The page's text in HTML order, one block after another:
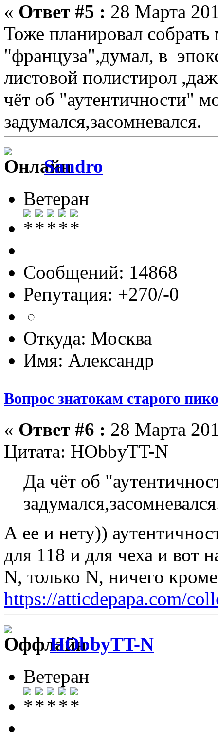
« Ответ #5 : 28 Марта
Тоже планировал
"француза",думал, в
листовой полистирол
чёт об "аутентичности"
задумался,засомневался.
Sandro
Ветеран
Сообщений: 14868
Репутация: +270/-0
Откуда: Москва
Имя: Александр
Вопрос знатокам старого пико
« Ответ #6 : 28 Марта
Цитата: HObbyTT-N
Да чёт об
А ее и нету))
для 118 и для чеха и вот
N, только N, ничего
https://atticdepapa.com/
HObbyTT-N
Ветеран